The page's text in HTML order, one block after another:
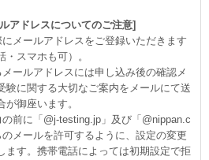
アドレスについてのご注意]
メールアドレスをご登録いただきます
・スマホも可）。
ールアドレスには申し込み後の確認メ
験に関する大切なご案内をメールにて送
が御座います。
前に「@j-testing.jp」及び「@nippan.c
メールを許可するように、設定の変更
ます。携帯電話によっては初期設定で拒